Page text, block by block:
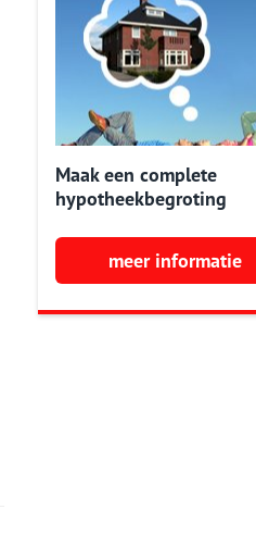
Maak een complete
hypotheekbegroting
meer informatie